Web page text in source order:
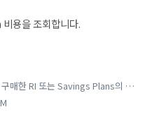
용을 조회합니다.
개요 예약 Transaction 개요 구매한 RI 또는 Savings Plans의 금액을 제공합니다. RI 또는 Savings Plans의 구매 및 취소이력과 함께 구매 비용을 확인할 수 있습니다. 예약 Transaction Cloud Z Bil...